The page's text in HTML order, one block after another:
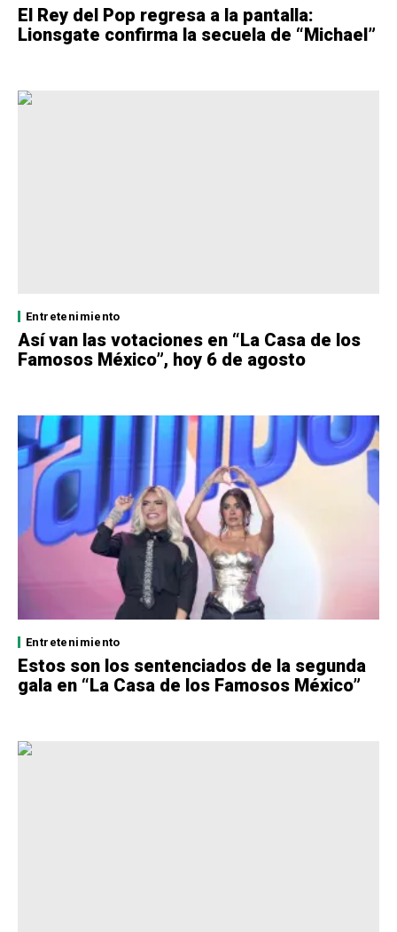
El Rey del Pop regresa a la pantalla:
Lionsgate confirma la secuela de “Michael”
Entretenimiento
Así van las votaciones en “La Casa de los
Famosos México”, hoy 6 de agosto
Entretenimiento
Estos son los sentenciados de la segunda
gala en “La Casa de los Famosos México”